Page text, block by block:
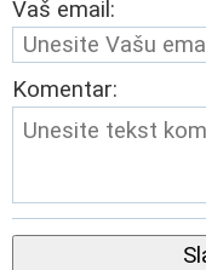
Vaš email:
Komentar: